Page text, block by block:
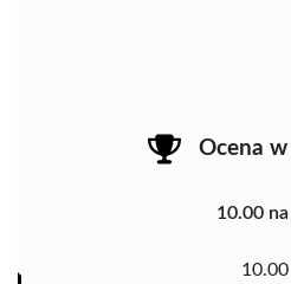
Ocena
10.00
10.00